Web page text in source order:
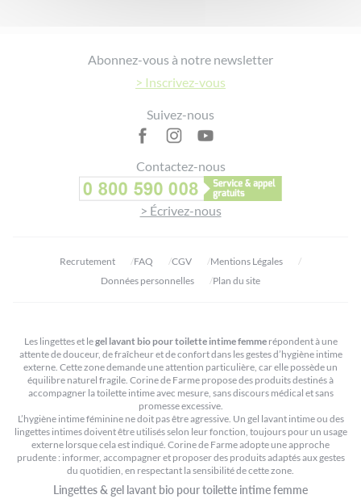
Abonnez-vous à notre newsletter
> Inscrivez-vous
Suivez-nous
Contactez-nous
> Écrivez-nous
Recrutement FAQ CGV
Mentions Légales
Données personnelles
Plan du site
Les lingettes et legel lavant bio pour toilette intime femmerépondent à une
attente de douceur, de fraîcheur et de confort dans les gestes d’hygiène intime
externe. Cette zone demande une attention particulière, car elle possède un
équilibre naturel fragile. Corine de Farme propose des produits destinés à
accompagner la toilette intime avec mesure, sans discours médical et sans
promesse excessive.
L’hygiène intime féminine ne doit pas être agressive. Un gel lavant intime ou des
lingettes intimes doivent être utilisés selon leur fonction, toujours pour un usage
externe lorsque cela est indiqué. Corine de Farme adopte une approche
prudente : informer, accompagner et proposer des produits adaptés aux gestes
du quotidien, en respectant la sensibilité de cette zone.
Lingettes & gel lavant bio pour toilette intime femme